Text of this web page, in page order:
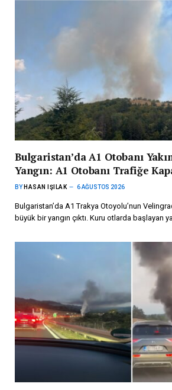
Bulgaristan’da A1 Otobanı
Yangın: A1 Otobanı Trafiğe
BY HASAN IŞILAK 6 AĞUSTOS 2026
Bulgaristan’da A1 Trakya Otoyolu’nun
büyük bir yangın çıktı. Kuru otlarda başlayan